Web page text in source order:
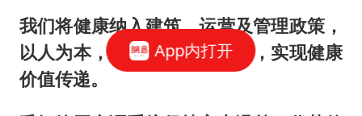
我们将健康纳入建筑、运营及管理政策，
以人为本，创建打造健康人居，实现健康
价值传递。
App内打开